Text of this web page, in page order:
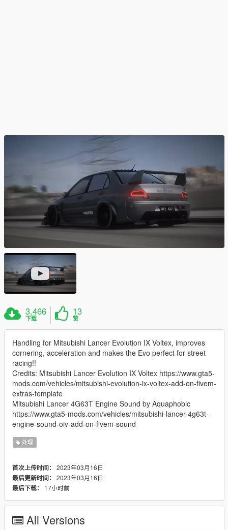
3,466
下载
13
赞
Handling for Mitsubishi Lancer Evolution IX Voltex, improves
cornering, acceleration and makes the Evo perfect for street
racing!!
Credits: Mitsubishi Lancer Evolution IX Voltex https://www.gta5-
mods.com/vehicles/mitsubishi-evolution-ix-voltex-add-on-fivem-
extras-template
Mitsubishi Lancer 4G63T Engine Sound by Aquaphobic
https://www.gta5-mods.com/vehicles/mitsubishi-lancer-4g63t-
engine-sound-oiv-add-on-fivem-sound
处理
首次上传时间： 2023年03月16日
最后更新时间： 2023年03月16日
最后下载：
17小时前
All Versions